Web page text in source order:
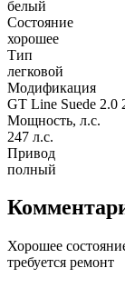
белый
Состояние
хорошее
Тип
легковой
Модификация
GT Line Suede 2.0
Мощность, л.с.
247 л.с.
Привод
полный
Хорошее
требуется ремонт